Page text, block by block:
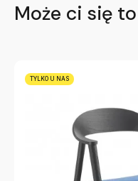
Może ci się
TYLKO U NAS